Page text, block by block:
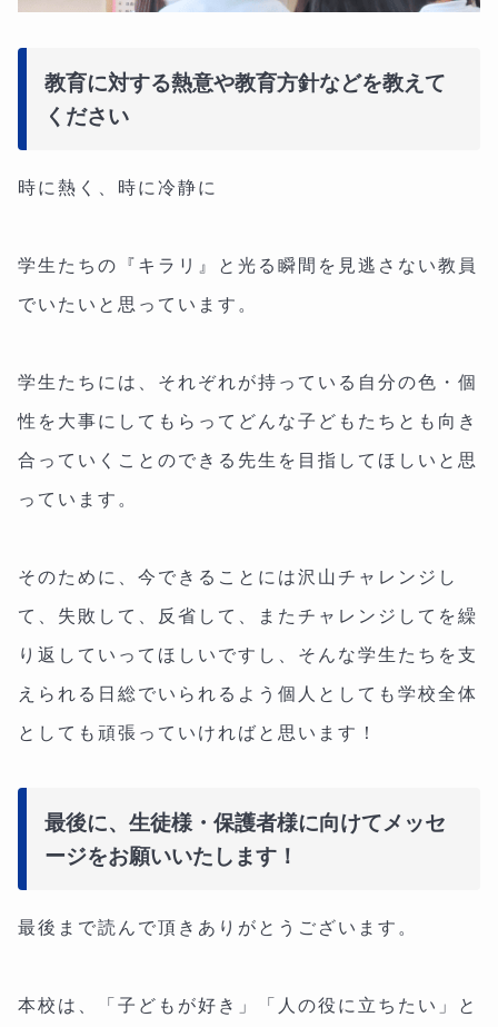
教育に対する熱意や教育方針などを教えて
ください
時に熱く、時に冷静に
学生たちの『キラリ』と光る瞬間を見逃さない教員
でいたいと思っています。
学生たちには、それぞれが持っている自分の色・個
性を大事にしてもらってどんな子どもたちとも向き
合っていくことのできる先生を目指してほしいと思
っています。
そのために、今できることには沢山チャレンジし
て、失敗して、反省して、またチャレンジしてを繰
り返していってほしいですし、そんな学生たちを支
えられる日総でいられるよう個人としても学校全体
としても頑張っていければと思います！
最後に、生徒様・保護者様に向けてメッセ
ージをお願いいたします！
最後まで読んで頂きありがとうございます。
本校は、「子どもが好き」「人の役に立ちたい」と